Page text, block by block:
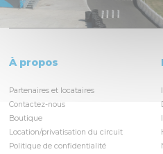
À propos
Partenaires et locataires
Contactez-nous
Boutique
Location/privatisation du circuit
Politique de confidentialité